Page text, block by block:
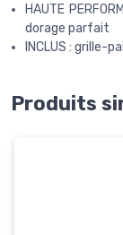
HAUTE
dorage parfait
INCLUS : grille-
Produits